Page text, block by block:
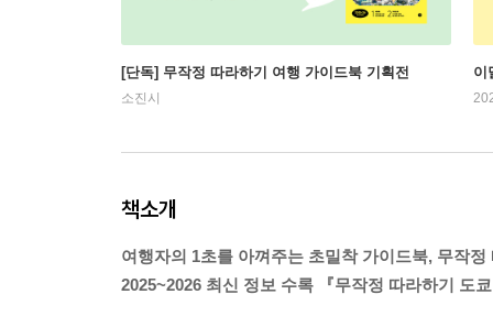
[단독] 무작정 따라하기 여행 가이드북 기획전
소진시
이
책소개
여행자의 1초를 아껴주는 초밀착 가이드북, 무작정
2025~2026 최신 정보 수록 『무작정 따라하기 도